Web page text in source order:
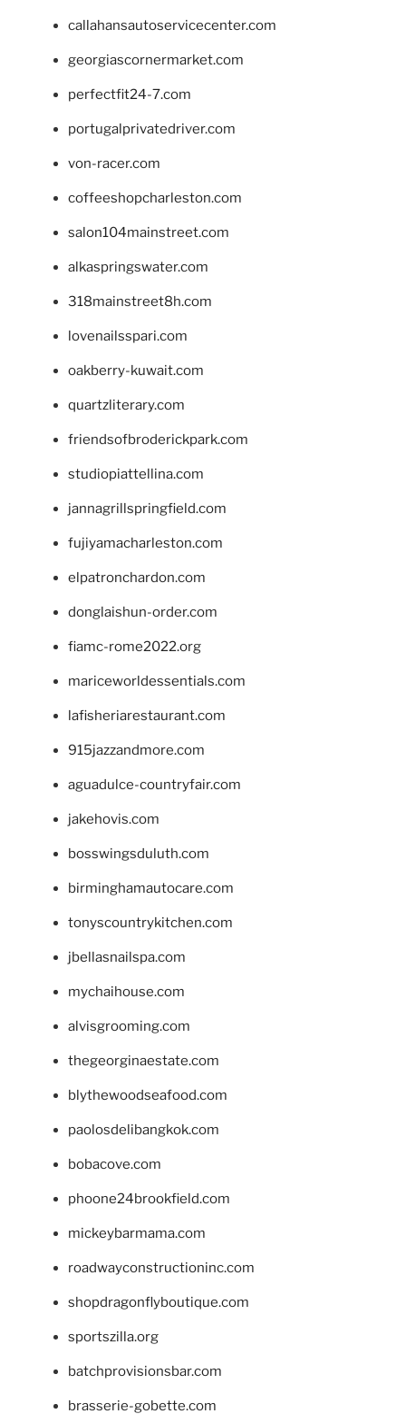
callahansautoservicecenter.com
georgiascornermarket.com
perfectfit24-7.com
portugalprivatedriver.com
von-racer.com
coffeeshopcharleston.com
salon104mainstreet.com
alkaspringswater.com
318mainstreet8h.com
lovenailsspari.com
oakberry-kuwait.com
quartzliterary.com
friendsofbroderickpark.com
studiopiattellina.com
jannagrillspringfield.com
fujiyamacharleston.com
elpatronchardon.com
donglaishun-order.com
fiamc-rome2022.org
mariceworldessentials.com
lafisheriarestaurant.com
915jazzandmore.com
aguadulce-countryfair.com
jakehovis.com
bosswingsduluth.com
birminghamautocare.com
tonyscountrykitchen.com
jbellasnailspa.com
mychaihouse.com
alvisgrooming.com
thegeorginaestate.com
blythewoodseafood.com
paolosdelibangkok.com
bobacove.com
phoone24brookfield.com
mickeybarmama.com
roadwayconstructioninc.com
shopdragonflyboutique.com
sportszilla.org
batchprovisionsbar.com
brasserie-gobette.com